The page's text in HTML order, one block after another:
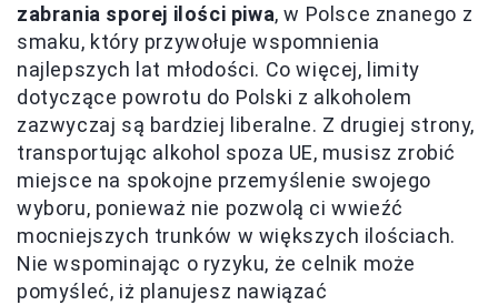
zabrania sporej ilości piwa, w Polsce znanego z
smaku, który przywołuje wspomnienia
najlepszych lat młodości. Co więcej, limity
dotyczące powrotu do Polski z alkoholem
zazwyczaj są bardziej liberalne. Z drugiej strony,
transportując alkohol spoza UE, musisz zrobić
miejsce na spokojne przemyślenie swojego
wyboru, ponieważ nie pozwolą ci wwieźć
mocniejszych trunków w większych ilościach.
Nie wspominając o ryzyku, że celnik może
pomyśleć, iż planujesz nawiązać